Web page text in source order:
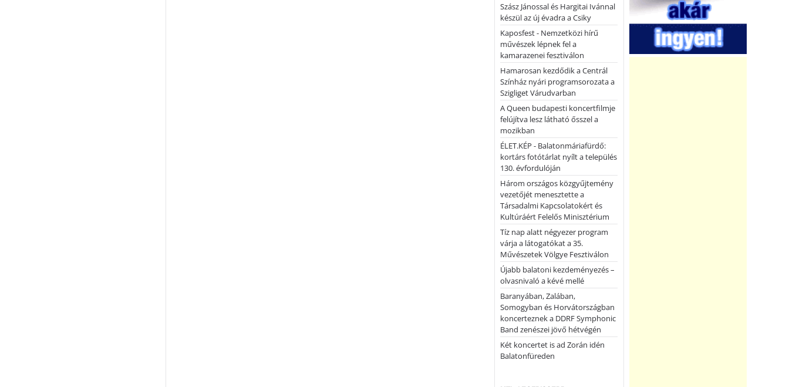
Szász Jánossal és Hargitai Ivánnal
készül az új évadra a Csiky
Kaposfest - Nemzetközi hírű
művészek lépnek fel a
kamarazenei fesztiválon
Hamarosan kezdődik a Centrál
Színház nyári programsorozata a
Szigliget Várudvarban
A Queen budapesti koncertfilmje
felújítva lesz látható ősszel a
mozikban
ÉLET.KÉP - Balatonmáriafürdő:
kortárs fotótárlat nyílt a település
130. évfordulóján
Három országos közgyűjtemény
vezetőjét menesztette a
Társadalmi Kapcsolatokért és
Kultúráért Felelős Minisztérium
Tíz nap alatt négyezer program
várja a látogatókat a 35.
Művészetek Völgye Fesztiválon
Újabb balatoni kezdeményezés –
olvasnivaló a kévé mellé
Baranyában, Zalában,
Somogyban és Horvátországban
koncerteznek a DDRF Symphonic
Band zenészei jövő hétvégén
Két koncertet is ad Zorán idén
Balatonfüreden